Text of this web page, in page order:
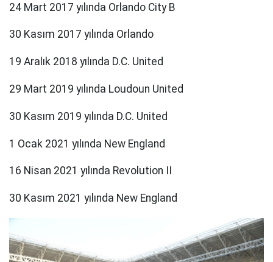
24 Mart 2017 yılında Orlando City B
30 Kasım 2017 yılında Orlando
19 Aralık 2018 yılında D.C. United
29 Mart 2019 yılında Loudoun United
30 Kasım 2019 yılında D.C. United
1 Ocak 2021 yılında New England
16 Nisan 2021 yılında Revolution II
30 Kasım 2021 yılında New England